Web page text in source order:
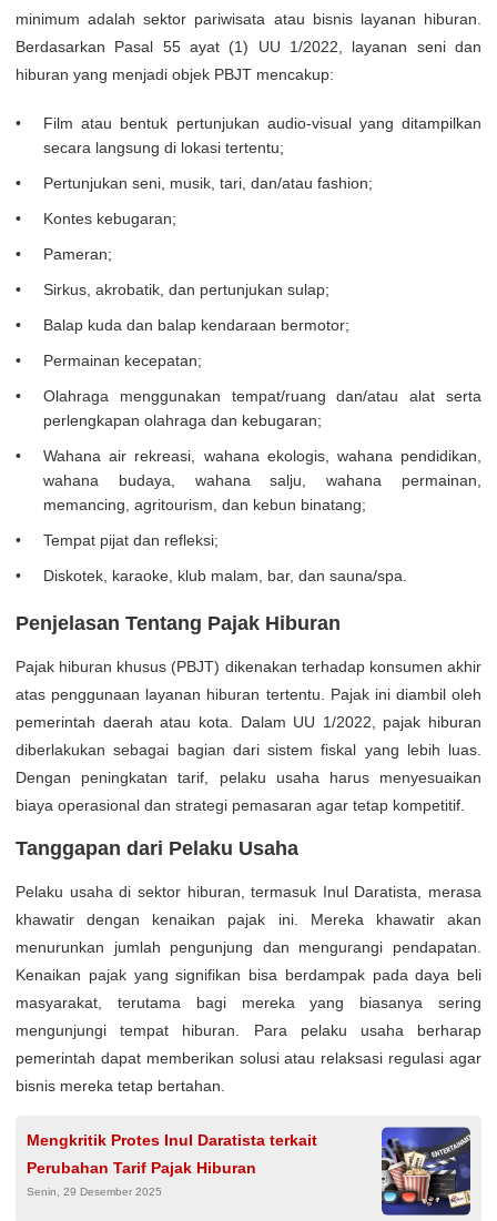
minimum adalah sektor pariwisata atau bisnis layanan hiburan.
Berdasarkan Pasal 55 ayat (1) UU 1/2022, layanan seni dan
hiburan yang menjadi objek PBJT mencakup:
Film atau bentuk pertunjukan audio-visual yang ditampilkan
secara langsung di lokasi tertentu;
Pertunjukan seni, musik, tari, dan/atau fashion;
Kontes kebugaran;
Pameran;
Sirkus, akrobatik, dan pertunjukan sulap;
Balap kuda dan balap kendaraan bermotor;
Permainan kecepatan;
Olahraga menggunakan tempat/ruang dan/atau alat serta
perlengkapan olahraga dan kebugaran;
Wahana air rekreasi, wahana ekologis, wahana pendidikan,
wahana budaya, wahana salju, wahana permainan,
memancing, agritourism, dan kebun binatang;
Tempat pijat dan refleksi;
Diskotek, karaoke, klub malam, bar, dan sauna/spa.
Penjelasan Tentang Pajak Hiburan
Pajak hiburan khusus (PBJT) dikenakan terhadap konsumen akhir
atas penggunaan layanan hiburan tertentu. Pajak ini diambil oleh
pemerintah daerah atau kota. Dalam UU 1/2022, pajak hiburan
diberlakukan sebagai bagian dari sistem fiskal yang lebih luas.
Dengan peningkatan tarif, pelaku usaha harus menyesuaikan
biaya operasional dan strategi pemasaran agar tetap kompetitif.
Tanggapan dari Pelaku Usaha
Pelaku usaha di sektor hiburan, termasuk Inul Daratista, merasa
khawatir dengan kenaikan pajak ini. Mereka khawatir akan
menurunkan jumlah pengunjung dan mengurangi pendapatan.
Kenaikan pajak yang signifikan bisa berdampak pada daya beli
masyarakat, terutama bagi mereka yang biasanya sering
mengunjungi tempat hiburan. Para pelaku usaha berharap
pemerintah dapat memberikan solusi atau relaksasi regulasi agar
bisnis mereka tetap bertahan.
Mengkritik Protes Inul Daratista terkait
Perubahan Tarif Pajak Hiburan
Senin, 29 Desember 2025